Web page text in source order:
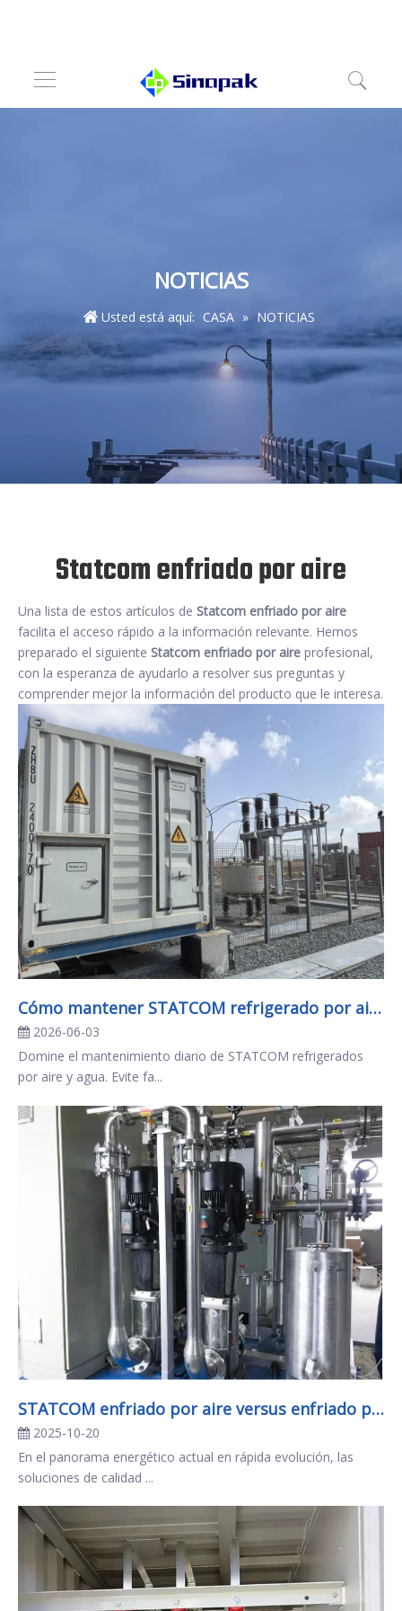
NOTICIAS
Usted está aquí: CASA » NOTICIAS
Statcom enfriado por aire
Una lista de estos artículos de Statcom enfriado por aire
facilita el acceso rápido a la información relevante. Hemos
preparado el siguiente Statcom enfriado por aire profesional,
con la esperanza de ayudarlo a resolver sus preguntas y
comprender mejor la información del producto que le interesa.
Cómo mantener STATCOM refrigerado por aire y por agua diariamente
2026-06-03
Domine el mantenimiento diario de STATCOM refrigerados
por aire y agua. Evite fa...
STATCOM enfriado por aire versus enfriado por agua: ¿cuál es mejor para su proyecto?
2025-10-20
En el panorama energético actual en rápida evolución, las
soluciones de calidad ...